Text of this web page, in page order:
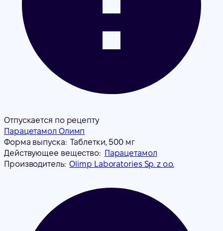
Отпускается по рецепту
Парацетамол Олимп
Форма выпуска: Таблетки, 500 мг
Действующее вещество: Парацетамол
Производитель: Olimp Laboratories Sp. z o.o.